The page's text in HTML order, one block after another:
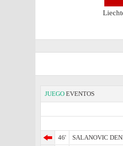
JUEGO EVENTOS
46'
SALANOVIC